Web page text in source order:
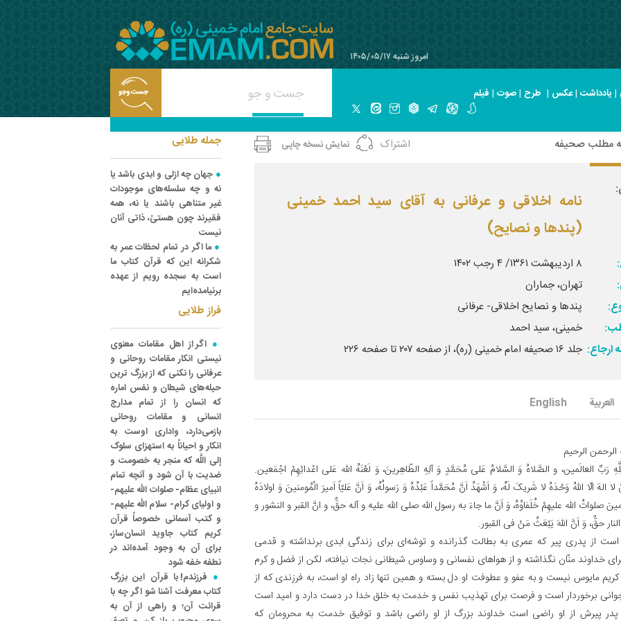
امروز شنبه ۱۴۰۵/۰۵/۱۷
| یادداشت |عکس | طرح |صوت | فیلم
مطلب صحیفه اشتراک نمایش نسخه چاپی
نامه اخلاقی و عرفانی به آقای سید احمد خمینی
(پندها و نصایح)
۸ اردیبهشت ۱۳۶۱/ ۴ رجب ۱۴۰۲
تهران، جماران
پندها و نصایح اخلاقی- عرفانی
خمینی، سید احمد
ارجاع: جلد ۱۶ صحیفه امام خمینی (ره)، از صفحه ۲۰۷ تا صفحه ۲۲۶
العربیة English
الرحمن الرحیم‌
رَبِّ العالَمین، و الصَّلاهُ وَ السَّلامُ عَلی‌ مُحَمَّدٍ وَ آلِهِ الطّاهِرینَ، وَ لَعْنَهُ الله عَلی‌ اعْدائِهِمْ اجْمَعین.
الهَ الّا اللهُ وَحْدَهُ لا شَریکَ لَهُ، وَ اَشْهَدُ اَنَّ مُحَمَّداً عَبْدُهُ وَ رَسولُهُ، وَ اَنَّ عَلیّاً اَمیرَ الْمُومنینَ وَ اولادَهُ
صلواتُ الله علیهِمْ خُلَفاوُهُ، وَ اَنَّ ما جاءَ به رسول الله صلی الله علیه و آله حقٌّ، و انَّ القبر و النشور و
حقٌّ، وَ اَنَّ اللهَ یَبْعَثُ مَنْ فی القبور.
از پدری پیر که عمری به بطالت گذرانده و توشه‌ای برای زندگی ابدی برنداشته و قدمی
خداوند منّان نگذاشته و از هواهای نفسانی و وساوس شیطانی نجات نیافته، لکن از فضل و کرم
مایوس نیست و به عفو و عطوفت او دل بسته و همین تنها زاد راه او است، به فرزندی که از
برخوردار است و فرصت برای تهذیب نفس و خدمت به خلق خدا در دست دارد و امید است
پدر پیرش از او راضی است خداوند بزرگ از او راضی باشد و توفیق خدمت به محرومان که
جمله طلایی
جهان چه ازلی و ابدی باشد یا
نه و چه سلسله‌های موجودات
غیر متناهی باشند یا نه، همه
فقیرند چون هستیْ، ذاتی آنان
نیست
ما اگر در تمام لحظات عمر به
شکرانه این که قرآن کتاب ما
است به سجده رویم از عهده
برنیامده‌ایم
فراز طلایی
اگر از اهل مقامات معنوی
نیستی انکار مقامات روحانی و
عرفانی را نکنی که از بزرگ ترین
حیله‌های شیطان و نفس اماره
که انسان را از تمام مدارج
انسانی و مقامات روحانی
بازمی‌دارد، واداری اوست به
انکار و احیاناً به استهزای سلوک
إلی اللَّه که منجر به خصومت و
ضدیت با آن شود و آنچه تمام
انبیای عظام- صلوات الله علیهم-
و اولیای کرام- سلام الله علیهم-
و کتب آسمانی خصوصاً قرآن
کریم کتاب جاوید انسان‌ساز،
برای آن به وجود آمده‌اند در
نطفه خفه شود
فرزندم! با قرآن این بزرگ
کتاب معرفت آشنا شو اگر چه با
قرائت آن؛ و راهی از آن به